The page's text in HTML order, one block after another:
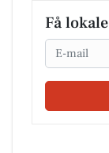
Få
Email